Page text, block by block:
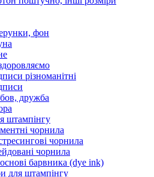
фон
різноманітні
дружба
штампінгу
чорнила
чорнила
чорнила
барвника (dye ink)
для штампінгу